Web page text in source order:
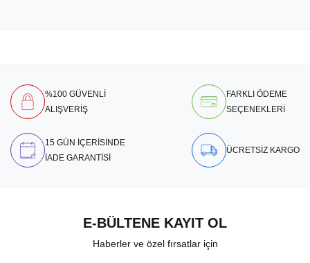
%100 GÜVENLİ
ALIŞVERİŞ
FARKLI ÖDEME
SEÇENEKLERİ
15 GÜN İÇERİSİNDE
İADE GARANTİSİ
ÜCRETSİZ KARGO
E-BÜLTENE KAYIT OL
Haberler ve özel fırsatlar için